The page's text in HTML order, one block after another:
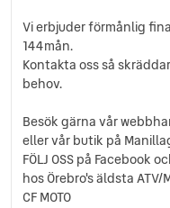
Vi erbjuder förmånlig
144mån.
Kontakta oss så
behov.
Besök gärna vår
eller vår butik på
FÖLJ OSS på Facebook
hos Örebro's äldsta ATV/
CF MOTO